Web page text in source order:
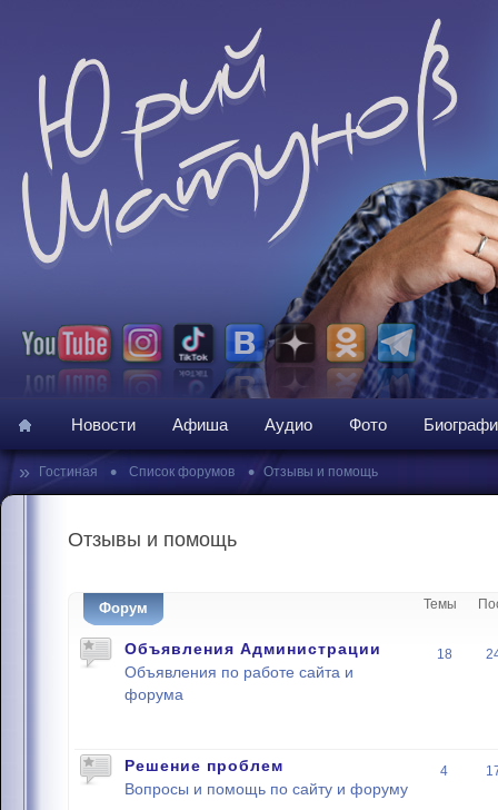
Новости Афиша Аудио Фото
» Гостиная • Список форумов • Отзывы и помощь
Отзывы и помощь
Форум Темы
Объявления Администрации
Объявления по работе сайта и
форума
18
Решение проблем
Вопросы и помощь по сайту и форуму
4